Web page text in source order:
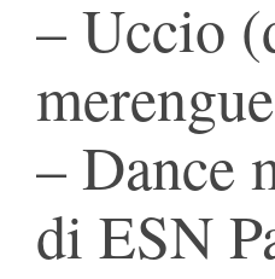
– Uccio
– Dance
di ESN